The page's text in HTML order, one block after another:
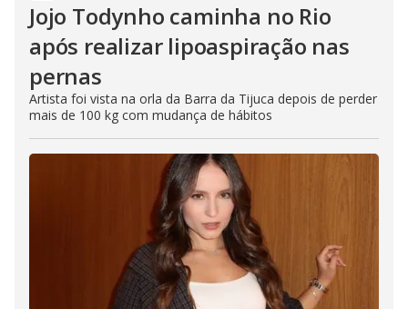
Jojo Todynho caminha no Rio
após realizar lipoaspiração nas
pernas
Artista foi vista na orla da Barra da Tijuca depois de perder
mais de 100 kg com mudança de hábitos